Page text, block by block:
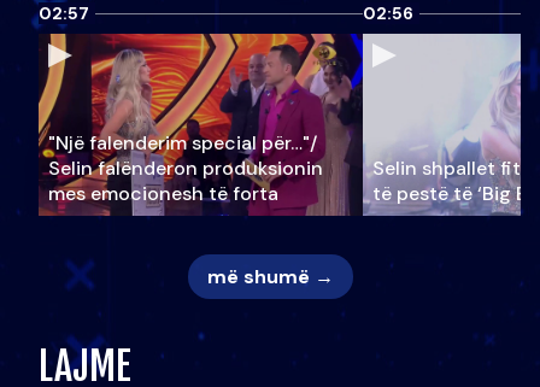
02:57
"Një falenderim special për…"/
Selin falënderon produksionin
mes emocionesh të forta
02:56
Selin shpallet
të pestë të ‘Big
më shumë →
LAJME